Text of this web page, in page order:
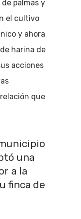
palmas y
el cultivo
y ahora
harina de
acciones
que
una
a la
finca de